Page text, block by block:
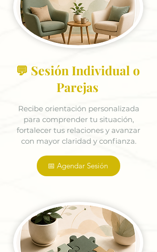
💬 Sesión Individual o
Parejas
Recibe orientación personalizada
para comprender tu situación,
fortalecer tus relaciones y avanzar
con mayor claridad y confianza.
📅 Agendar Sesión